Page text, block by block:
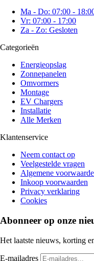
Ma - Do: 07:00 -
Vr: 07:00 - 17:00
Za - Zo: Gesloten
Categorieën
Energieopslag
Zonnepanelen
Omvormers
Montage
EV Chargers
Installatie
Alle Merken
Klantenservice
Neem contact op
Veelgestelde vragen
Algemene
Inkoop voorwaarden
Privacy verklaring
Cookies
Abonneer op onze
Het laatste nieuws, korting
E-mailadres